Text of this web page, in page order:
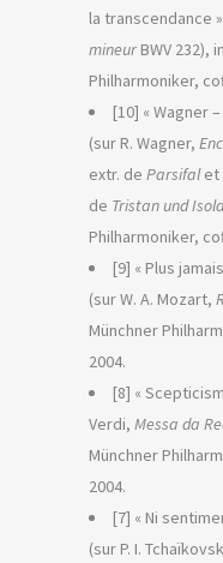
la transcendance
mineur BWV 232),
Philharmoniker,
[10] « Wagner
(sur R. Wagner,
extr. de Parsifalet
de Tristan und
Philharmoniker,
[9] « Plus
(sur W. A. Mozart,
Münchner
2004.
[8] «
Verdi, Messa da
Münchner
2004.
[7] « Ni
(sur P. I.